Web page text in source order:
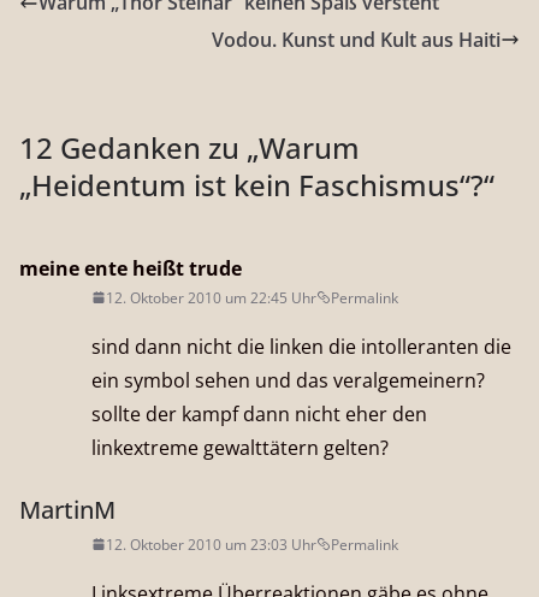
Vodou. Kunst und Kult aus Haiti
12 Gedanken zu „Warum
„Heidentum ist kein Faschismus“?“
meine ente heißt trude
12. Oktober 2010 um 22:45 Uhr Permalink
sind dann nicht die linken die intolleranten die
ein symbol sehen und das veralgemeinern?
sollte der kampf dann nicht eher den
linkextreme gewalttätern gelten?
MartinM
12. Oktober 2010 um 23:03 Uhr Permalink